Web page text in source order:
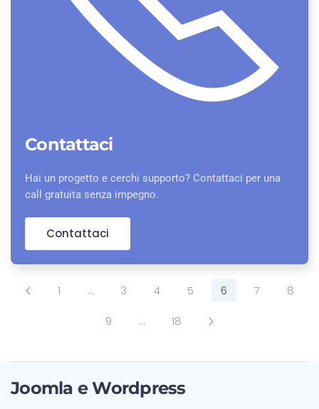
Contattaci
Hai un progetto e cerchi supporto? Contattaci per una
call gratuita senza impegno.
Contattaci
1 … 3 4 5 6 7 8
9 … 18
Joomla e Wordpress